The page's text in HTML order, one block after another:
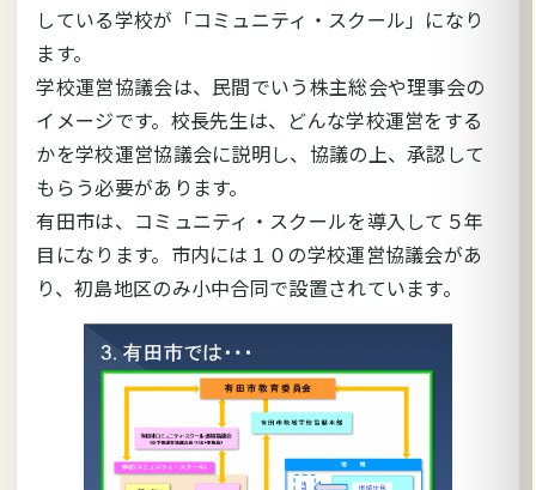
している学校が「コミュニティ・スクール」になり
ます。
学校運営協議会は、民間でいう株主総会や理事会の
イメージです。校長先生は、どんな学校運営をする
かを学校運営協議会に説明し、協議の上、承認して
もらう必要があります。
有田市は、コミュニティ・スクールを導入して５年
目になります。市内には１０の学校運営協議会があ
り、初島地区のみ小中合同で設置されています。